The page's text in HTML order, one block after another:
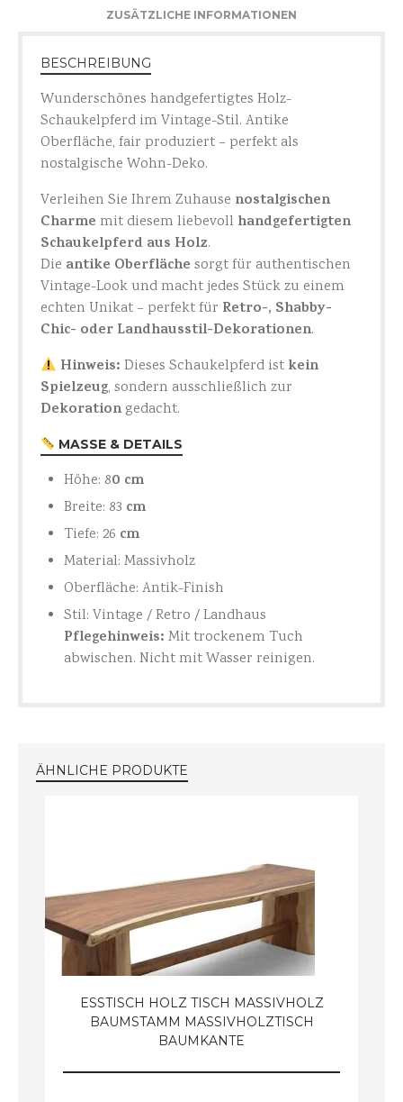
ZUSÄTZLICHE INFORMATIONEN
BESCHREIBUNG
Wunderschönes handgefertigtes Holz-
Schaukelpferd im Vintage-Stil. Antike
Oberfläche, fair produziert – perfekt als
nostalgische Wohn-Deko.
Verleihen Sie Ihrem Zuhause nostalgischen
Charme mit diesem liebevoll handgefertigten
Schaukelpferd aus Holz.
Die antike Oberfläche sorgt für authentischen
Vintage-Look und macht jedes Stück zu einem
echten Unikat – perfekt für Retro-, Shabby-
Chic- oder Landhausstil-Dekorationen.
Hinweis: Dieses Schaukelpferd ist kein
Spielzeug, sondern ausschließlich zur
Dekoration gedacht.
MASSE & DETAILS
Höhe: 80 cm
Breite: 83 cm
Tiefe: 26 cm
Material: Massivholz
Oberfläche: Antik-Finish
Stil: Vintage / Retro / Landhaus
Pflegehinweis: Mit trockenem Tuch
abwischen. Nicht mit Wasser reinigen.
ÄHNLICHE PRODUKTE
ESSTISCH HOLZ TISCH MASSIVHOLZ
BAUMSTAMM MASSIVHOLZTISCH
BAUMKANTE